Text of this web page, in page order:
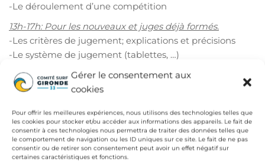
Gérer le consentement aux
cookies
Pour offrir les meilleures expériences, nous utilisons des technologies telles que
les cookies pour stocker et/ou accéder aux informations des appareils. Le fait de
consentir à ces technologies nous permettra de traiter des données telles que
le comportement de navigation ou les ID uniques sur ce site. Le fait de ne pas
consentir ou de retirer son consentement peut avoir un effet négatif sur
certaines caractéristiques et fonctions.
-Le déroulement d’une compétition
13h-17h: Pour les nouveaux et juges déjà formés.
-Les critères de jugement; explications et précisions
-Le système de jugement (tablettes, …)
-Le rôle du juge priorité
-Mise en situation
Merci de vous inscrireICI
(Helloasso)
clement@comitesurfgironde.com – 07 68 31 42 24